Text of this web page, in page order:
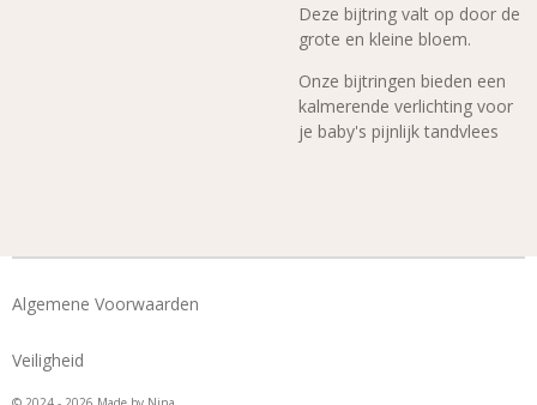
Deze bijtring valt op door de
grote en kleine bloem.
Onze bijtringen bieden een
kalmerende verlichting voor
je baby's pijnlijk tandvlees
Algemene Voorwaarden
Veiligheid